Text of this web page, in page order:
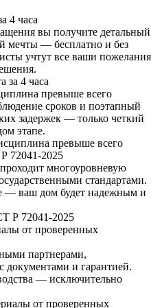
4 часа
вы получите детальный
мечты — бесплатно и без
учтут все ваши пожелания
превыше всего
сроков и поэтапный
задержек — только четкий
этапе.
72041-2025
многоуровневую
стандартами.
— ваш дом будет надежным и
от проверенных
партнерами,
и гарантией.
— исключительно